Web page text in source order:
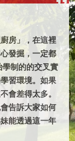
房」，在這裡
發掘，一定都
制的的交叉實
習環境。如果
會差得太多。
告訴大家如何
能透過這一年